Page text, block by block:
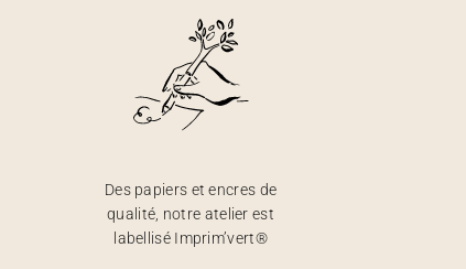
Des papiers et encres de
qualité, notre atelier est
labellisé Imprim’vert®